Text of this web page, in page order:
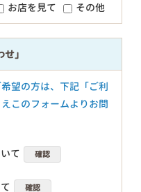
お店を見て その他
」
望の方は、下記「ご利
このフォームよりお問
て 確認
確認